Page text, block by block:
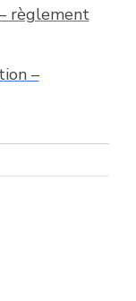
règlement
–